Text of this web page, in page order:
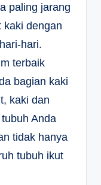
paling jarang
kaki dengan
hari.
terbaik
bagian kaki
kaki dan
Anda
tidak hanya
tubuh ikut